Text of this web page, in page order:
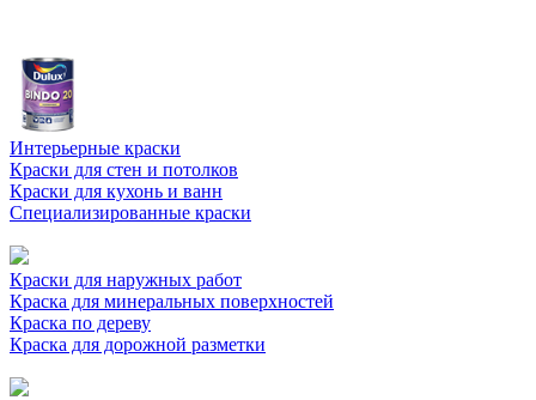
Интерьерные краски
Краски для стен и потолков
Краски для кухонь и ванн
Специализированные краски
Краски для наружных работ
Краска для минеральных поверхностей
Краска по дереву
Краска для дорожной разметки